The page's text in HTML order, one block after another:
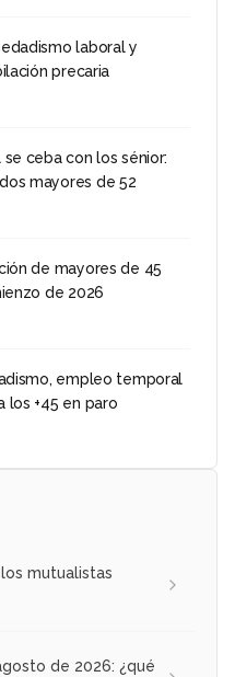
laboral y
precaria
ceba con los sénior:
mayores de 52
de mayores de 45
de 2026
empleo temporal
los +45 en paro
mutualistas
de 2026: ¿qué